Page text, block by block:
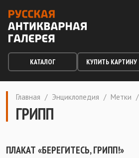
КАТАЛОГ КУПИТЬ КАРТИНУ
Главная / Энциклопедия / Метки /
ГРИПП
ПЛАКАТ «БЕРЕГИТЕСЬ, ГРИПП!»